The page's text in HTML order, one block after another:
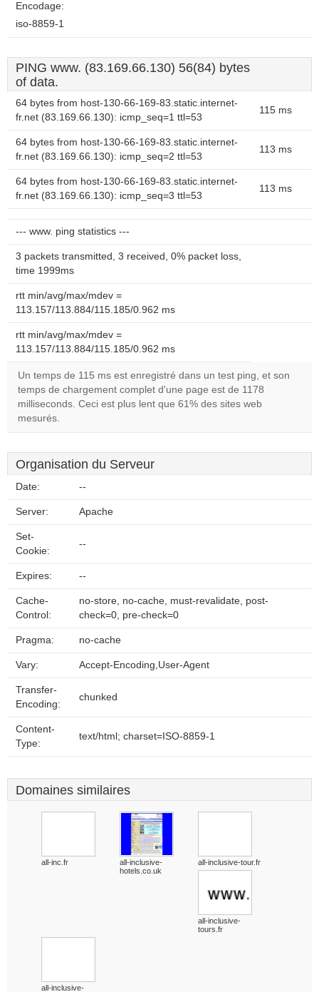
Encodage:
iso-8859-1
PING www. (83.169.66.130) 56(84) bytes
of data.
64 bytes from host-130-66-169-83.static.internet-
fr.net (83.169.66.130): icmp_seq=1 ttl=53
115 ms
64 bytes from host-130-66-169-83.static.internet-
fr.net (83.169.66.130): icmp_seq=2 ttl=53
113 ms
64 bytes from host-130-66-169-83.static.internet-
fr.net (83.169.66.130): icmp_seq=3 ttl=53
113 ms
--- www. ping statistics ---
3 packets transmitted, 3 received, 0% packet loss,
time 1999ms
rtt min/avg/max/mdev =
113.157/113.884/115.185/0.962 ms
rtt min/avg/max/mdev =
113.157/113.884/115.185/0.962 ms
Un temps de 115 ms est enregistré dans un test ping, et son
temps de chargement complet d'une page est de 1178
milliseconds. Ceci est plus lent que 61% des sites web
mesurés.
Organisation du Serveur
Date: --
Server: Apache
Set-
Cookie:
--
Expires: --
Cache-
Control:
no-store, no-cache, must-revalidate, post-
check=0, pre-check=0
Pragma: no-cache
Vary: Accept-Encoding,User-Agent
Transfer-
Encoding:
chunked
Content-
Type:
text/html; charset=ISO-8859-1
Domaines similaires
all-inc.fr
all-inclusive-
hotels.co.uk
all-inclusive-tour.fr
all-inclusive-
tours.fr
all-inclusive-